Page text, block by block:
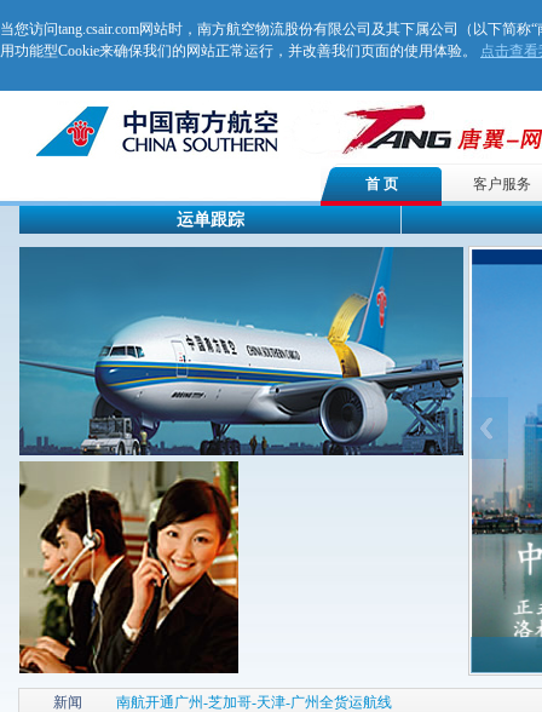
当您访问tang.csair.com网站时，南方航空物流股份有限公司及其下属公司（以下简
用功能型Cookie来确保我们的网站正常运行，并改善我们页面的使用体验。 点击查看
首 页 客户服务
运单跟踪
新闻 南航开通广州-芝加哥-天津-广州全货运航线